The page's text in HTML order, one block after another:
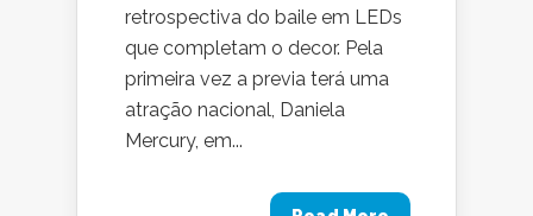
retrospectiva do baile em LEDs
que completam o decor. Pela
primeira vez a previa terá uma
atração nacional, Daniela
Mercury, em...